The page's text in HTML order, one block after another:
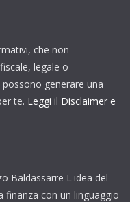
che non
legale o
generare una
te. Leggi il Disclaimer e
Baldassarre L'idea del
finanza con un linguaggio